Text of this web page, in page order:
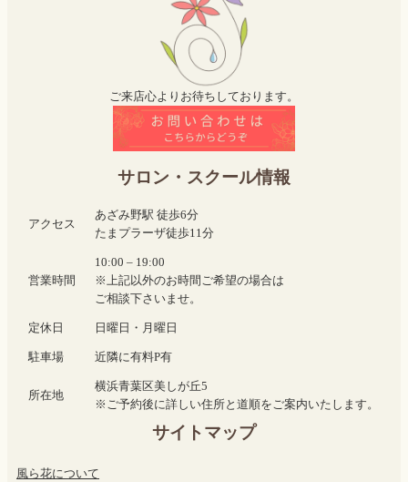
ご来店心よりお待ちしております。
サロン・スクール情報
アクセス
あざみ野駅 徒歩6分
たまプラーザ徒歩11分
営業時間
10:00 – 19:00
※上記以外のお時間ご希望の場合は
ご相談下さいませ。
定休日 日曜日・月曜日
駐車場 近隣に有料P有
所在地
横浜青葉区美しが丘5
※ご予約後に詳しい住所と道順をご案内いたします。
サイトマップ
風ら花について